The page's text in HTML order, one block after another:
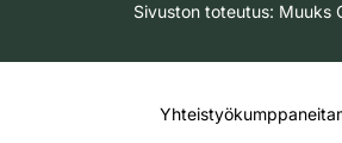
Sivuston toteutus: Muuks